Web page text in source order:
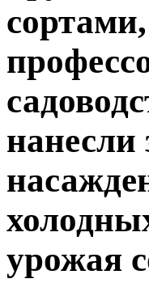
нанесли
урожая